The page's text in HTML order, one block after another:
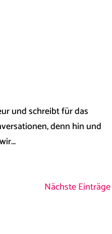
und schreibt für das
denn hin und
Nächste Einträge